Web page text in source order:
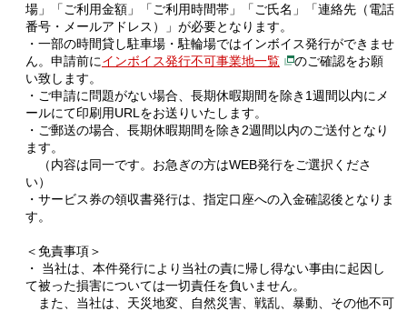
場」「ご利用金額」「ご利用時間帯」「ご氏名」「連絡先（電話
番号・メールアドレス）」が必要となります。
・一部の時間貸し駐車場・駐輪場ではインボイス発行ができませ
ん。申請前にインボイス発行不可事業地一覧
のご確認をお願
い致します。
・ご申請に問題がない場合、長期休暇期間を除き1週間以内にメ
ールにて印刷用URLをお送りいたします。
・ご郵送の場合、長期休暇期間を除き2週間以内のご送付となり
ます。
（内容は同一です。お急ぎの方はWEB発行をご選択くださ
い）
・サービス券の領収書発行は、指定口座への入金確認後となりま
す。
＜免責事項＞
・ 当社は、本件発行により当社の責に帰し得ない事由に起因し
て被った損害については一切責任を負いません。
また、当社は、天災地変、自然災害、戦乱、暴動、その他不可